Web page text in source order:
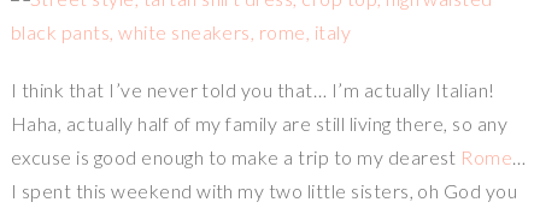
I think that I’ve never told you that… I’m actually Italian!
Haha, actually half of my family are still living there, so any
excuse is good enough to make a trip to my dearest Rome
I spent this weekend with my two little sisters, oh God you